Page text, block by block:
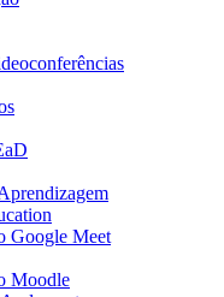
Google Meet
Moodle